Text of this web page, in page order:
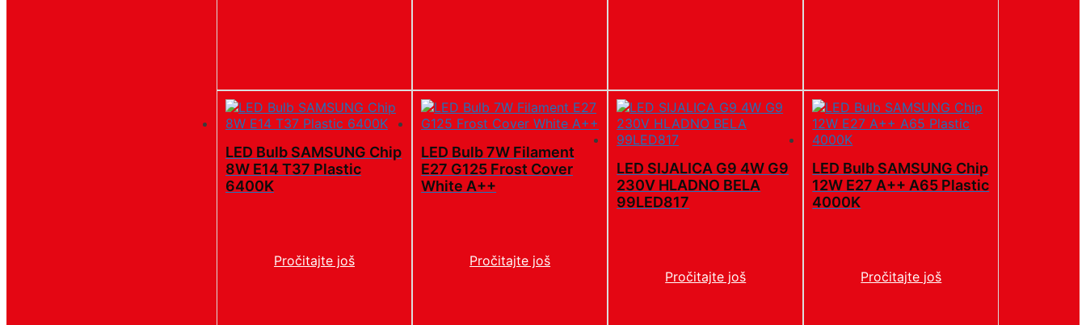
LED Bulb SAMSUNG Chip
8W E14 T37 Plastic
6400K
Pročitajte još
LED Bulb 7W Filament
E27 G125 Frost Cover
White A++
Pročitajte još
LED SIJALICA G9 4W G9
230V HLADNO BELA
99LED817
Pročitajte još
LED Bulb SAMSUNG Chip
12W E27 A++ A65 Plastic
4000K
Pročitajte još